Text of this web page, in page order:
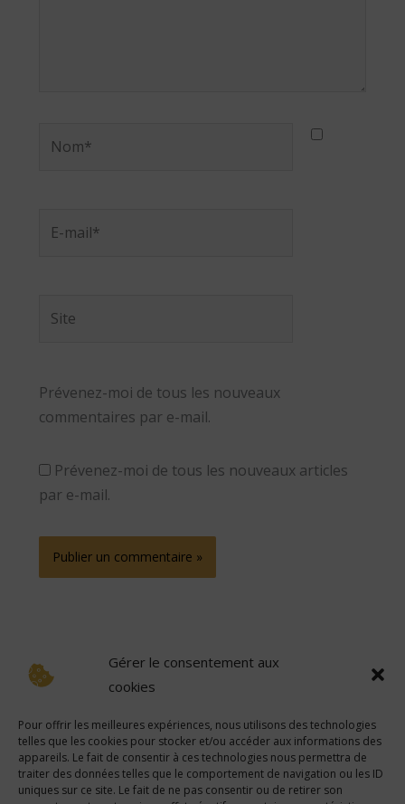
Gérer le consentement aux
cookies
Pour offrir les meilleures expériences, nous utilisons des technologies
telles que les cookies pour stocker et/ou accéder aux informations des
appareils. Le fait de consentir à ces technologies nous permettra de
traiter des données telles que le comportement de navigation ou les ID
uniques sur ce site. Le fait de ne pas consentir ou de retirer son
mail*
Prévenez-moi de tous les nouveaux
commentaires par e-mail.
Prévenez-moi de tous les nouveaux articles
par e-mail.
Avertissement :Certains des liens sur ce site sont des liens d’affiliation, ce qui signifie que si
vous cliquez sur l’un des liens et achetez un article, nous sommes susceptibles de recevoir une
commission. Cependant, toutes les opinions sont les nôtres.